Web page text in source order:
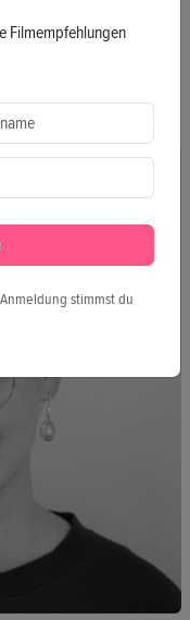
weiter am
dem Festival!
Filmempfehlungen
stimmst du